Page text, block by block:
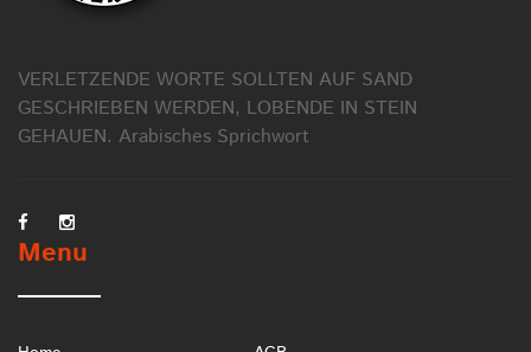
VERLETZENDE WORTE SOLLTEN AUF SAND
GESCHRIEBEN WERDEN, LOBENDE IN STEIN
GEHAUEN. Arabisches Sprichwort
Menu